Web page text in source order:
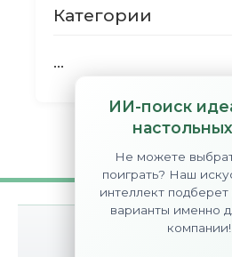
ИИ-поиск
Не можете
поиграть? Наш
интеллект
варианты именно
компании!
Категории
...